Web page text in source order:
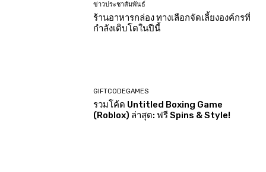
ข่าวประชาสัมพันธ์
ร้านอาหารกล่อง ทางเลือกจัดเลี้ยงองค์กรที่
กำลังเติบโตในปีนี้
GIFTCODEGAMES
รวมโค้ด Untitled Boxing Game
(Roblox) ล่าสุด: ฟรี Spins & Style!